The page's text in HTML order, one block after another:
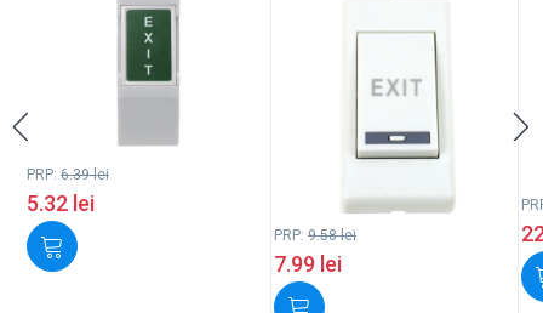
PRP: 6.39lei
5.32 lei
PRP: 9.58lei
7.99 lei